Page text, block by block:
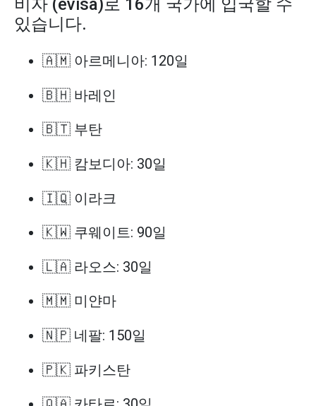
비자 (evisa)로 16개 국가에 입국할 수
있습니다.
🇦🇲 아르메니아: 120일
🇧🇭 바레인
🇧🇹 부탄
🇰🇭 캄보디아: 30일
🇮🇶 이라크
🇰🇼 쿠웨이트: 90일
🇱🇦 라오스: 30일
🇲🇲 미얀마
🇳🇵 네팔: 150일
🇵🇰 파키스탄